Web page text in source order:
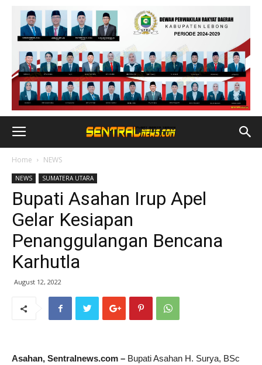
Home NEWS
NEWS SUMATERA UTARA
Bupati Asahan Irup Apel
Gelar Kesiapan
Penanggulangan Bencana
Karhutla
August 12, 2022
Asahan, Sentralnews.com – Bupati Asahan H. Surya, BSc